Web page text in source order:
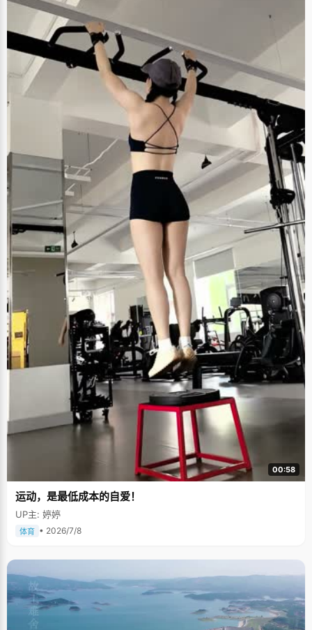
00:58
运动，是最低成本的自爱！
UP主: 婷婷
体育 • 2026/7/8